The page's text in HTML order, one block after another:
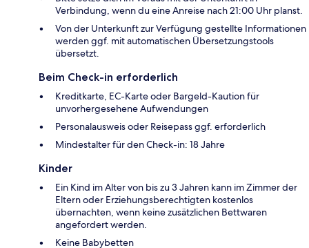
Verbindung, wenn du eine Anreise nach 21:00 Uhr planst.
Von der Unterkunft zur Verfügung gestellte Informationen
werden ggf. mit automatischen Übersetzungstools
übersetzt.
Beim Check-in erforderlich
Kreditkarte, EC-Karte oder Bargeld-Kaution für
unvorhergesehene Aufwendungen
Personalausweis oder Reisepass ggf. erforderlich
Mindestalter für den Check-in: 18 Jahre
Kinder
Ein Kind im Alter von bis zu 3 Jahren kann im Zimmer der
Eltern oder Erziehungsberechtigten kostenlos
übernachten, wenn keine zusätzlichen Bettwaren
angefordert werden.
Keine Babybetten